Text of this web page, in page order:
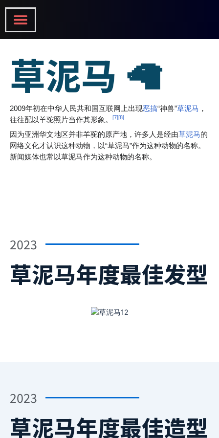
content
Menu
草泥马 🦙
2009年初在中华人民共和国互联网上出现恶搞“神兽”草泥马 ，
往往配以羊驼照片当作其形象。
[7][8]
因为亚洲华文地区并非羊驼的原产地，许多人是经由草泥马的
网络文化才认识这种动物，以“草泥马”作为这种动物的名称。
新闻媒体也常以草泥马作为这种动物的名称。
2023
草泥马年度最佳发型
2023
草泥马年度最佳造型